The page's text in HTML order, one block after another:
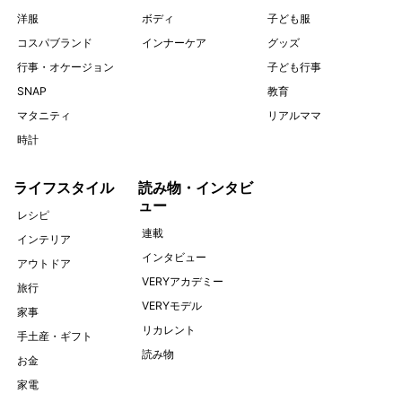
洋服
コスパブランド
行事・オケージョン
SNAP
マタニティ
時計
ボディ
インナーケア
子ども服
グッズ
子ども行事
教育
リアルママ
ライフスタイル
レシピ
インテリア
アウトドア
旅行
家事
手土産・ギフト
お金
家電
読み物・インタビ
ュー
連載
インタビュー
VERYアカデミー
VERYモデル
リカレント
読み物